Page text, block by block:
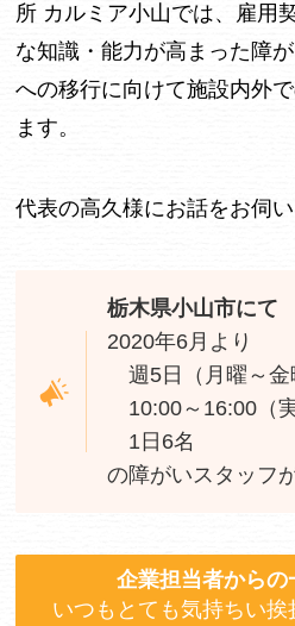
所 カルミア小山では、雇用
な知識・能力が高まった障
への移行に向けて施設内外
ます。
代表の高久様にお話をお伺い
栃木県小山市にて
2020年6月より
週5日（月曜～金
10:00～16:00（実
1日6名
の障がいスタッフ
企業担当者からの
いつもとても気持ちい